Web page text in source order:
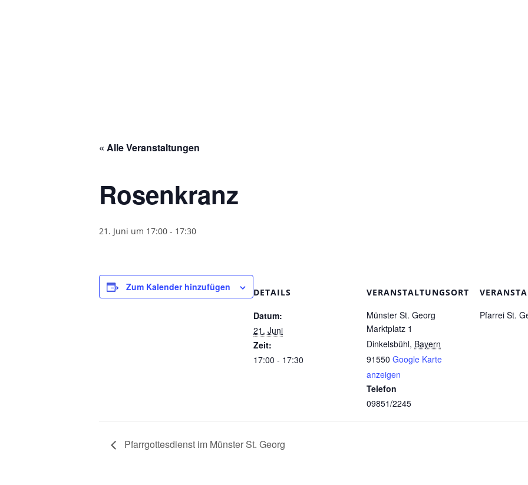
« Alle Veranstaltungen
Rosenkranz
21. Juni um 17:00 - 17:30
Zum Kalender hinzufügen DETAILS
Datum:
21. Juni
Zeit:
17:00 - 17:30
VERANSTALTUNGSORT
Münster St. Georg
Marktplatz 1
Dinkelsbühl, Bayern
91550 Google Karte
anzeigen
Telefon
09851/2245
Pfarrei St.
Pfarrgottesdienst im Münster St. Georg